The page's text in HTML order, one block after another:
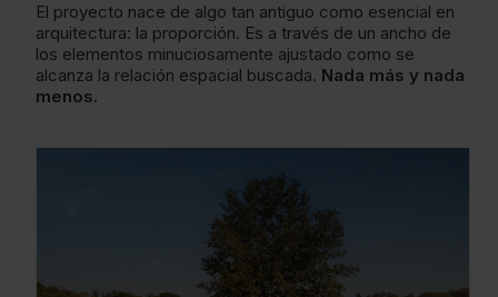
El proyecto nace de algo tan antiguo como esencial en
arquitectura: la proporción. Es a través de un ancho de
los elementos minuciosamente ajustado como se
alcanza la relación espacial buscada. Nada más y nada
menos.